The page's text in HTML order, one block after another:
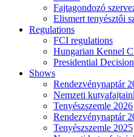
Fajtagondozó
Elismert tenyésztői
Regulations
FCI regulations
Hungarian Kennel
Presidential
Shows
Rendezvénynaptár
Nemzeti
Tenyészszemle 2026
Rendezvénynaptár
Tenyészszemle 2025